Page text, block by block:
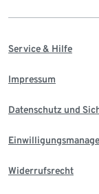
Service & Hilfe
Impressum
Datenschutz und
Widerrufsrecht